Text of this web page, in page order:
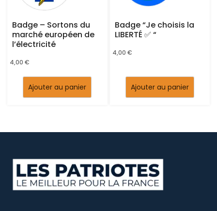
Badge – Sortons du
marché européen de
l’électricité
4,00 €
Ajouter au panier
Badge “Je choisis la
LIBERTÉ ✅ “
4,00 €
Ajouter au panier